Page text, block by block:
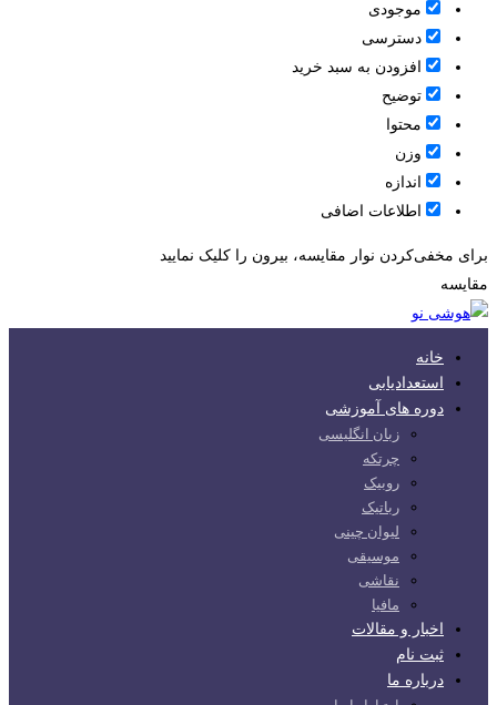
موجودی
دسترسی
افزودن به سبد خرید
توضیح
محتوا
وزن
اندازه
اطلاعات اضافی
برای مخفی‌کردن نوار مقایسه، بیرون را کلیک نمایید
مقایسه
خانه
استعدادیابی
دوره های آموزشی
زبان انگلیسی
چرتکه
روبیک
رباتیک
لیوان چینی
موسیقی
نقاشی
مافیا
اخبار و مقالات
ثبت نام
درباره ما